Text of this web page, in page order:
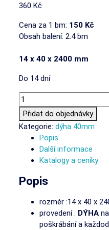
360Kč
Cena za 1 bm: 150 Kč
Obsah balení: 2.4 bm
14 x 40 x 2400 mm
Do 14 dní
lišta 40mm DUB NATURA
Přidat do objednávky
Kategorie:dýha 40mm
Popis
Další informace
Katalogy a ceníky
Popis
rozměr :14 x 40 x
provedení : DÝHA
poškrábání a